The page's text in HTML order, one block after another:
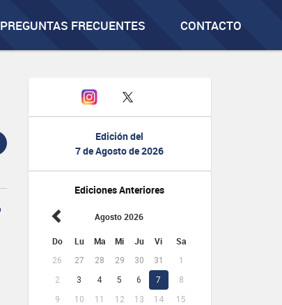
PREGUNTAS FRECUENTES CONTACTO
Edición del
7 de Agosto de 2026
Ediciones Anteriores
Agosto 2026
Do Lu Ma Mi Ju Vi Sa
26 27 28 29 30 31
1
2
3 4 5 6 7
8
9
10 11 12 13 14
15